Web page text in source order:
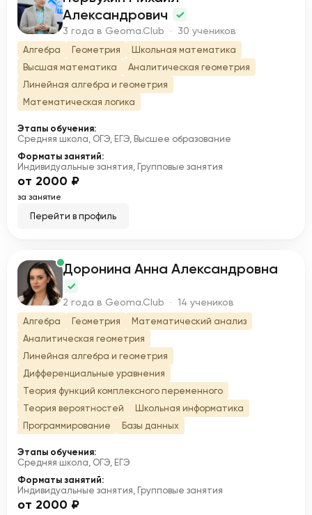
П
Александрович
3 года в Geoma.Club · 30 учеников
Алгебра Геометрия
Школьная математика
Высшая математика
Аналитическая геометрия
Линейная алгебра и геометрия
Математическая логика
Этапы обучения:
Средняя школа, ОГЭ, ЕГЭ, Высшее образование
Форматы занятий:
Индивидуальные занятия, Групповые занятия
от 2000 ₽
за занятие
Перейти в профиль
Д Доронина Анна Александровна
2 года в Geoma.Club · 14 учеников
Алгебра Геометрия
Математический анализ
Аналитическая геометрия
Линейная алгебра и геометрия
Дифференциальные уравнения
Теория функций комплексного переменного
Теория вероятностей
Школьная информатика
Программирование
Базы данных
Этапы обучения:
Средняя школа, ОГЭ, ЕГЭ
Форматы занятий:
Индивидуальные занятия, Групповые занятия
от 2000 ₽